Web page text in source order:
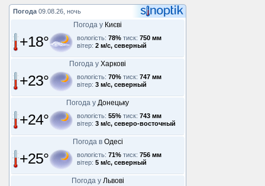
Погода 09.08.26, ночь
Погода у Києві
+18° вологість: 78% тиск: 750 мм
вітер: 2 м/с, северный
Погода у Харкові
+23° вологість: 70% тиск: 747 мм
вітер: 3 м/с, северный
Погода у Донецьку
+24° вологість: 55% тиск: 743 мм
вітер: 3 м/с, северо-восточный
Погода в Одесі
+25° вологість: 71% тиск: 756 мм
вітер: 5 м/с, северный
Погода у Львові